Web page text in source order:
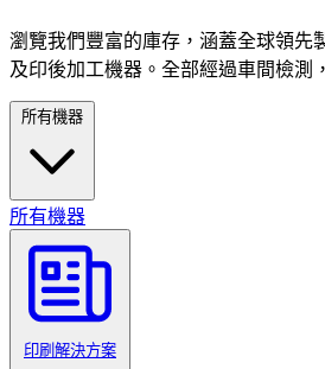
瀏覽我們豐富的庫存，涵蓋全球領先
及印後加工機器。全部經過車間檢測
所有機器
所有機器
印刷解決方案